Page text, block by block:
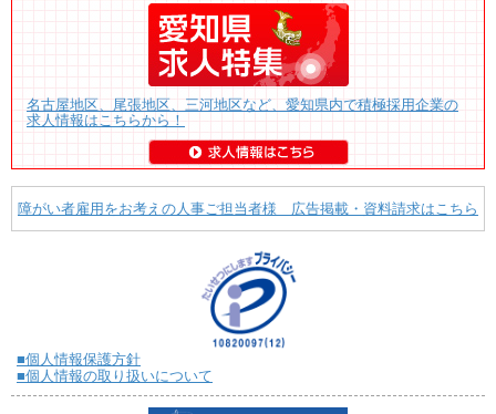
名古屋地区、尾張地区、三河地区など、愛知県内で積極採用企業の
求人情報はこちらから！
障がい者雇用をお考えの人事ご担当者様 広告掲載・資料請求はこちら
■個人情報保護方針
■個人情報の取り扱いについて